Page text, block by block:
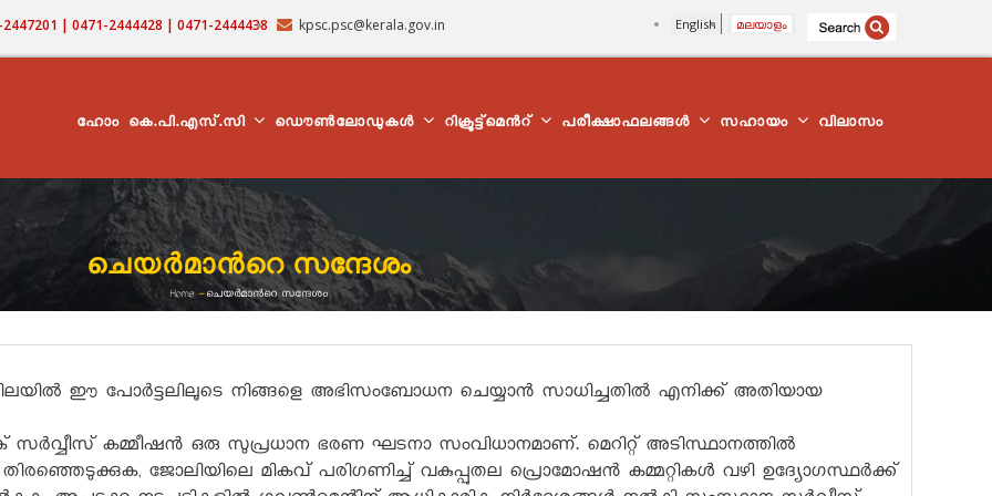
| 0471-2444428 | 0471-2444438 kpsc.psc@kerala.gov.in English മലയാളം
NAVIGATION
ഹോം കെ.പി.എസ്.സി ഡൌൺലോഡുകൾ റിക്രൂട്ട്മെന്‍റ് പരീക്ഷാഫലങ്ങൾ സഹായം വിലാസം
ചെയര്‍മാന്‍റെ സന്ദേശം
Breadcrumb
Home - ചെയര്‍മാന്‍റെ സന്ദേശം
ഈ പോർട്ടലിലൂടെ നിങ്ങളെ അഭിസംബോധന ചെയ്യാൻ സാധിച്ചതിൽ എനിക്ക് അതിയായ
സർവ്വീസ് കമ്മീഷൻ ഒരു സുപ്രധാന ഭരണ ഘടനാ സംവിധാനമാണ്. മെറിറ്റ് അടിസ്ഥാനത്തിൽ
തിരഞ്ഞെടുക്കുക, ജോലിയിലെ മികവ് പരിഗണിച്ച് വകുപ്പുതല പ്രൊമോഷൻ കമ്മറ്റികൾ വഴി ഉദ്യോഗസ്ഥർക്ക്